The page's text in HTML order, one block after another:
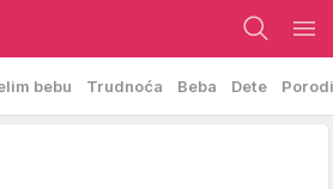
bebu Trudnoća Beba Dete